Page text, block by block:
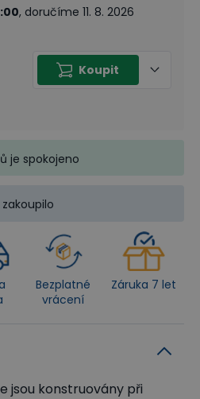
, doručíme 11. 8. 2026
Koupit
je spokojeno
Bezplatné
vrácení
Záruka 7 let
jsou konstruovány při